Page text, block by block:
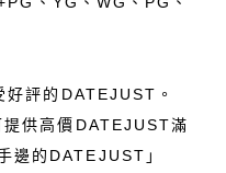
評的DATEJUST。
供高價DATEJUST滿
邊的DATEJUST」